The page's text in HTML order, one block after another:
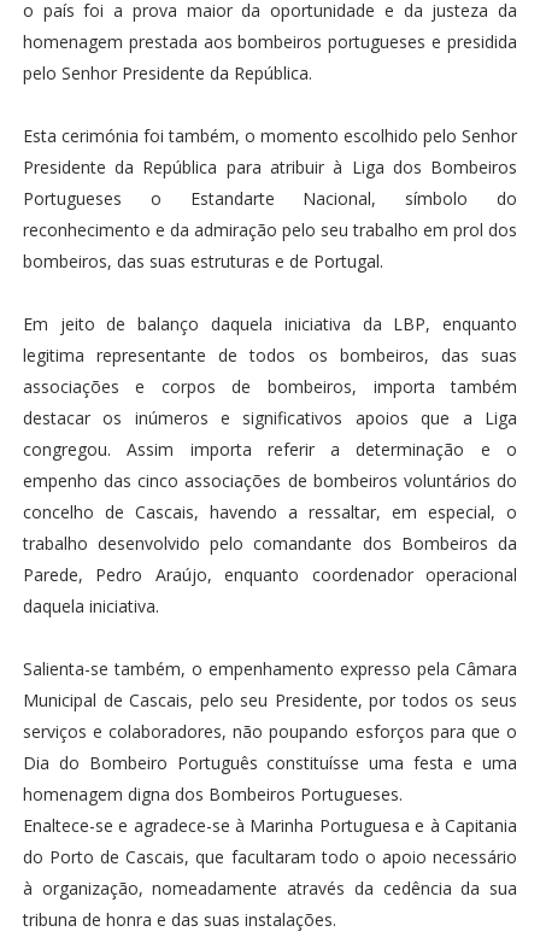
o país foi a prova maior da oportunidade e da justeza da
homenagem prestada aos bombeiros portugueses e presidida
pelo Senhor Presidente da República.
Esta cerimónia foi também, o momento escolhido pelo Senhor
Presidente da República para atribuir à Liga dos Bombeiros
Portugueses o Estandarte Nacional, símbolo do
reconhecimento e da admiração pelo seu trabalho em prol dos
bombeiros, das suas estruturas e de Portugal.
Em jeito de balanço daquela iniciativa da LBP, enquanto
legitima representante de todos os bombeiros, das suas
associações e corpos de bombeiros, importa também
destacar os inúmeros e significativos apoios que a Liga
congregou. Assim importa referir a determinação e o
empenho das cinco associações de bombeiros voluntários do
concelho de Cascais, havendo a ressaltar, em especial, o
trabalho desenvolvido pelo comandante dos Bombeiros da
Parede, Pedro Araújo, enquanto coordenador operacional
daquela iniciativa.
Salienta-se também, o empenhamento expresso pela Câmara
Municipal de Cascais, pelo seu Presidente, por todos os seus
serviços e colaboradores, não poupando esforços para que o
Dia do Bombeiro Português constituísse uma festa e uma
homenagem digna dos Bombeiros Portugueses.
Enaltece-se e agradece-se à Marinha Portuguesa e à Capitania
do Porto de Cascais, que facultaram todo o apoio necessário
à organização, nomeadamente através da cedência da sua
tribuna de honra e das suas instalações.